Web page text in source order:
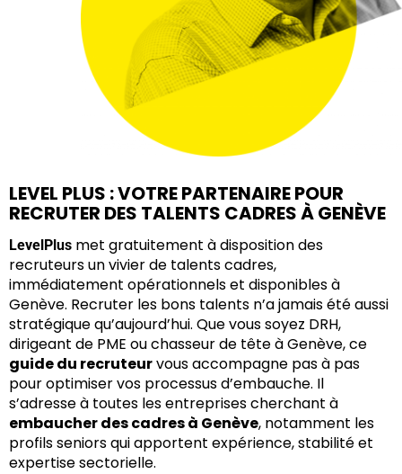
LEVEL PLUS : VOTRE PARTENAIRE POUR
RECRUTER DES TALENTS CADRES À GENÈVE
LevelPlus met gratuitement à disposition des
recruteurs un vivier de talents cadres,
immédiatement opérationnels et disponibles à
Genève. Recruter les bons talents n’a jamais été aussi
stratégique qu’aujourd’hui. Que vous soyez DRH,
dirigeant de PME ou chasseur de tête à Genève, ce
guide du recruteurvous accompagne pas à pas
pour optimiser vos processus d’embauche. Il
s’adresse à toutes les entreprises cherchant à
embaucher des cadres à Genève, notamment les
profils seniors qui apportent expérience, stabilité et
expertise sectorielle.